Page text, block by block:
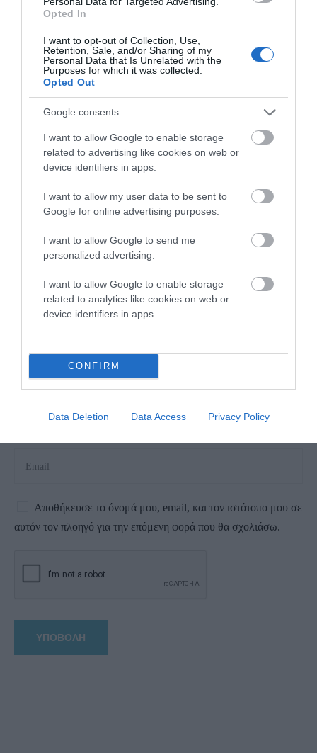
Opted In
I want to opt-out of Collection, Use,
Retention, Sale, and/or Sharing of my
Personal Data that Is Unrelated with the
Purposes for which it was collected.
Opted Out
Google consents
I want to allow Google to enable storage
related to advertising like cookies on web or
device identifiers in apps.
I want to allow my user data to be sent to
Google for online advertising purposes.
I want to allow Google to send me
personalized advertising.
I want to allow Google to enable storage
related to analytics like cookies on web or
device identifiers in apps.
CONFIRM
Data Deletion Data Access Privacy Policy
Η ΕΛΛΕΙΨΗ ΠΟΛΙΤΙΣΜΟΥ ΕΧΕΙ ΚΑΙ
ΟΡΙΑ ΚΑΙ ΔΕΝ ΜΠΟΡΕΙ ΝΑ ΣΥΝΕΧΙΣΤΕΙ.
ΜΑΣ ΑΔΙΚΕΙ ΤΗΝ ΤΟΠΙΚΗ ΚΟΙΝΩΝΙΑ
ΑΠΆΝΤΗΣΗ
ΑΦΉΣΤΕ ΈΝΑ ΣΧΌΛΙΟ
σημειώνονται με*
Αποθήκευσε το όνομά μου, email, και τον ιστότοπο μου σε
αυτόν τον πλοηγό για την επόμενη φορά που θα σχολιάσω.